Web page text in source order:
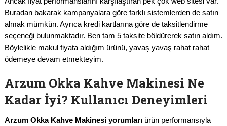
Buradan bakarak kampanyalara göre farklı sistemlerden de satın
almak mümkün. Ayrıca kredi kartlarına göre de taksitlendirme
seçeneği bulunmaktadır. Ben tam 5 taksite böldürerek satın aldım.
Böylelikle makul fiyata aldığım ürünü, yavaş yavaş rahat rahat
ödemeye devam etmekteyim.
Arzum Okka Kahve Makinesi Ne
Kadar İyi? Kullanıcı Deneyimleri
Arzum Okka Kahve Makinesi yorumlarıürün performansıyla